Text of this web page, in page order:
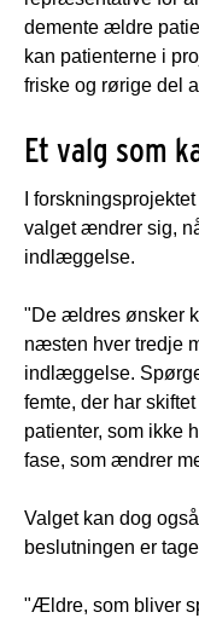
demente ældre
kan patienterne i
friske og rørige del
Et valg som
I
valget ændrer sig,
indlæggelse.
"De ældres ønsker
næsten hver tredje
indlæggelse.
femte, der har
patienter, som ikke
fase, som ændrer
Valget kan dog
beslutningen er
"Ældre, som bliver